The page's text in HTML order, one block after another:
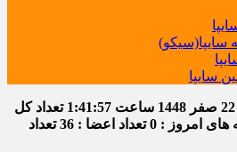
سایپا(سیکو)
سایپا
22 صفر 1448 ساعت 1:41:57 تعداد کل
های امروز : 0 تعداد اعضا : 36
تعداد